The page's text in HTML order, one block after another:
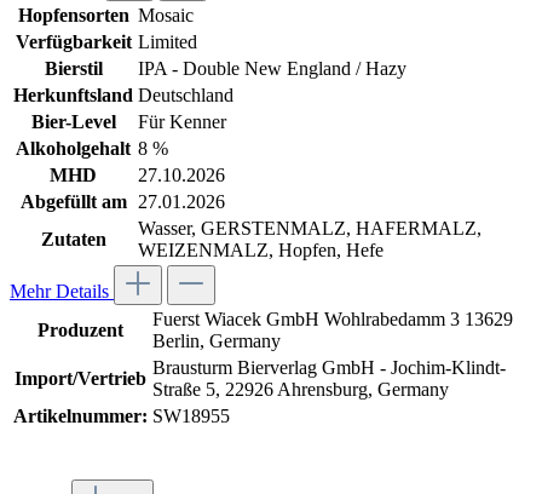
Hopfensorten Mosaic
Verfügbarkeit Limited
Bierstil
IPA - Double New England / Hazy
Herkunftsland Deutschland
Bier-Level
Für Kenner
Alkoholgehalt 8 %
MHD
27.10.2026
Abgefüllt am
27.01.2026
Zutaten
Wasser, GERSTENMALZ, HAFERMALZ,
WEIZENMALZ, Hopfen, Hefe
Mehr Details
Produzent
Fuerst Wiacek GmbH Wohlrabedamm 3 13629
Berlin, Germany
Import/Vertrieb
Brausturm Bierverlag GmbH - Jochim-Klindt-
Straße 5, 22926 Ahrensburg, Germany
Artikelnummer: SW18955